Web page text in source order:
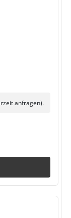
anfragen).